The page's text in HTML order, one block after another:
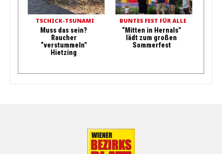
TSCHICK-TSUNAMI
Muss das sein?
Raucher
“verstummeln”
Hietzing
BUNTES FEST FÜR ALLE
“Mitten in Hernals”
lädt zum großen
Sommerfest